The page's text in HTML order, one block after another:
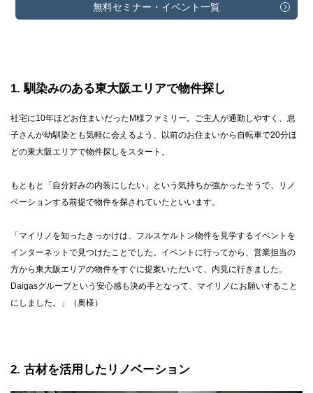
無料セミナー・ イベント一覧
1 馴染みのある東大阪エリアで物件探し
社宅に10年ほどお住まいだったM様ファミリー。ご主人が通勤しやすく、息
子さんが幼馴染とも気軽に会えるよう、以前のお住まいから自転車で20分ほ
どの東大阪エリアで物件探しをスタート。
もともと「自分好みの内装にしたい」という気持ちが強かったそうで、リノ
ベーションする前提で物件を探されていたといいます。
「マイリノを知ったきっかけは、フルスケルトン物件を見学するイベントを
インターネットで見つけたことでした。イベントに行ってから、営業担当の
方から東大阪エリアの物件をすぐに提案いただいて、内見に行きました。
Daigasグループという安心感も決め手となって、マイリノにお願いすること
にしました。」（奥様）
2 古材を活用したリノベーション